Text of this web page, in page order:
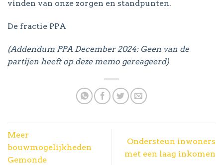
vinden van onze zorgen en standpunten.
De fractie PPA
(Addendum PPA December 2024: Geen van de
partijen heeft op deze memo gereageerd)
Meer
bouwmogelijkheden
Gemonde
Ondersteun inwoners
met een laag inkomen